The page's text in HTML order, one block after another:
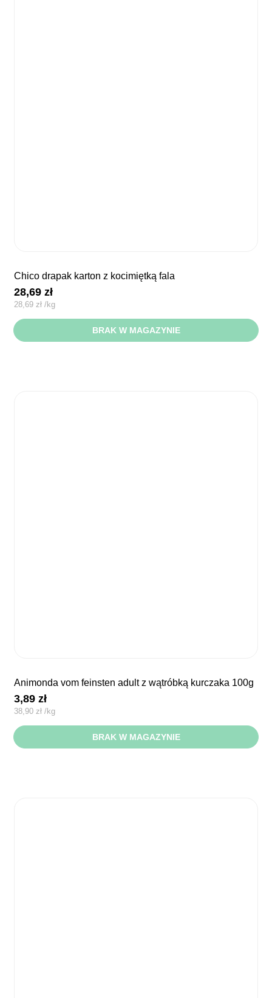
chico drapak karton z kocimiętką fala
28,69zł
28,69 zł /kg
BRAK W MAGAZYNIE
animonda vom feinsten adult z wątróbką kurczaka 100g
3,89zł
38,90 zł /kg
BRAK W MAGAZYNIE